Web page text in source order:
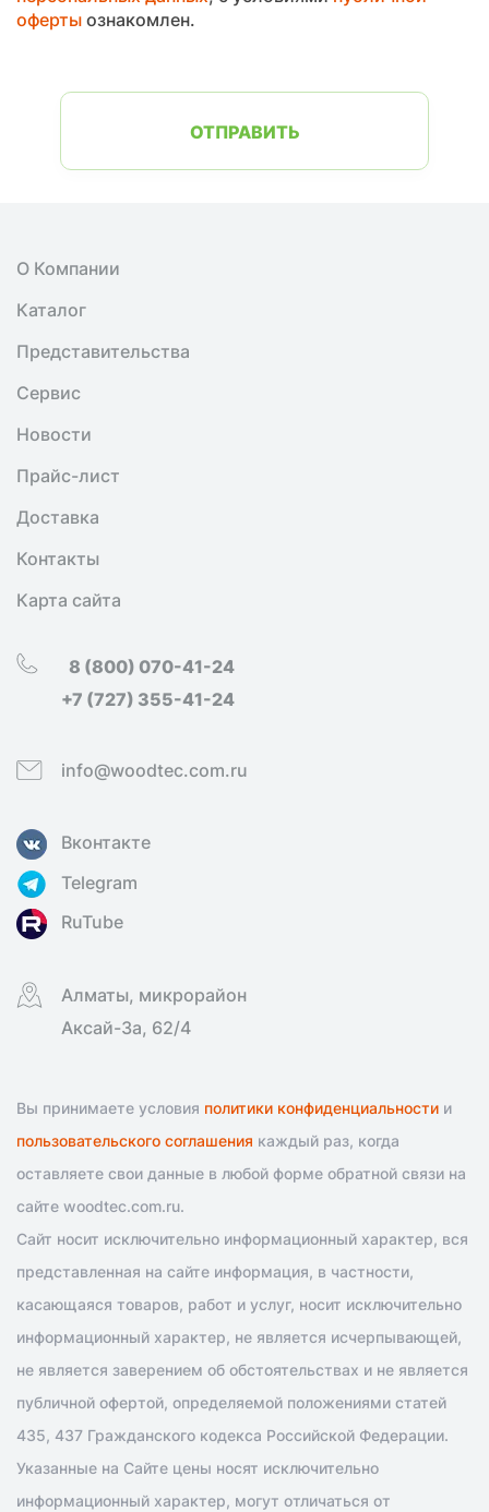
офертыознакомлен.
ОТПРАВИТЬ
О Компании
Каталог
Представительства
Сервис
Новости
Прайс-лист
Доставка
Контакты
Карта сайта
8 (800) 070-41-24
+7 (727) 355-41-24
info@woodtec.com.ru
Вконтакте
Telegram
RuTube
Алматы, микрорайон
Аксай-3а, 62/4
Вы принимаете условия политики конфиденциальности и
пользовательского соглашения каждый раз, когда
оставляете свои данные в любой форме обратной связи на
сайте woodtec.com.ru.
Сайт носит исключительно информационный характер, вся
представленная на сайте информация, в частности,
касающаяся товаров, работ и услуг, носит исключительно
информационный характер, не является исчерпывающей,
не является заверением об обстоятельствах и не является
публичной офертой, определяемой положениями статей
435, 437 Гражданского кодекса Российской Федерации.
Указанные на Сайте цены носят исключительно
информационный характер, могут отличаться от